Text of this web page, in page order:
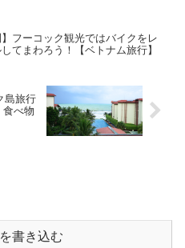
】フーコック観光ではバイクをレ
てまわろう！【ベトナム旅行】
島旅行
食べ物
書き込む